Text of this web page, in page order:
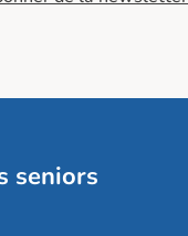
seniors